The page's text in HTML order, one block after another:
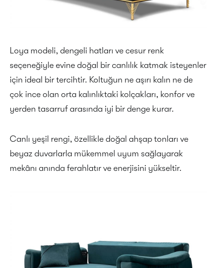
Loya modeli, dengeli hatları ve cesur renk
seçeneğiyle evine doğal bir canlılık katmak isteyenler
için ideal bir tercihtir. Koltuğun ne aşırı kalın ne de
çok ince olan orta kalınlıktaki kolçakları, konfor ve
yerden tasarruf arasında iyi bir denge kurar.
Canlı yeşil rengi, özellikle doğal ahşap tonları ve
beyaz duvarlarla mükemmel uyum sağlayarak
mekânı anında ferahlatır ve enerjisini yükseltir.